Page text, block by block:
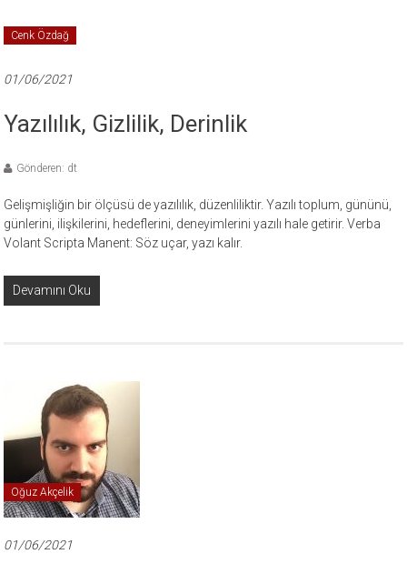
Cenk Özdağ
01/06/2021
Yazılılık, Gizlilik, Derinlik
Gönderen: dt
Gelişmişliğin bir ölçüsü de yazılılık, düzenliliktir. Yazılı toplum, gününü,
günlerini, ilişkilerini, hedeflerini, deneyimlerini yazılı hale getirir. Verba
Volant Scripta Manent: Söz uçar, yazı kalır.
Devamını Oku
Oğuz Akçelik
01/06/2021